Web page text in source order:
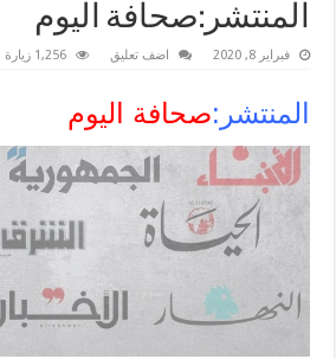
المنتشر:صحافة اليوم
فبراير 8, 2020 اضف تعليق 1,256 زيارة
المنتشر:صحافة اليوم